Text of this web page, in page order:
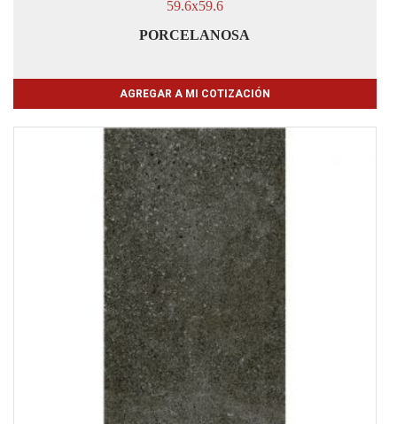
59.6x59.6
PORCELANOSA
AGREGAR A MI COTIZACIÓN